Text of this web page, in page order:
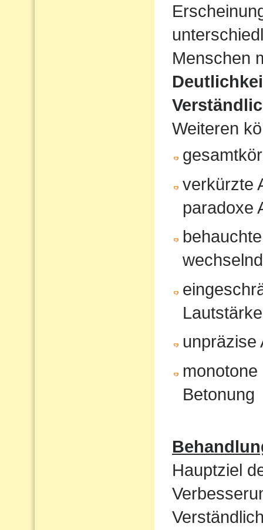
Menschen
Weiteren
verkürzte
paradoxe
unpräzise
Betonung
Hauptziel